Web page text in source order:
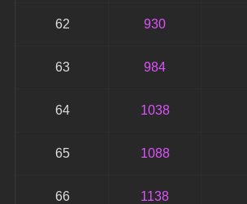
62 930
63 984
64 1038
65 1088
66 1138